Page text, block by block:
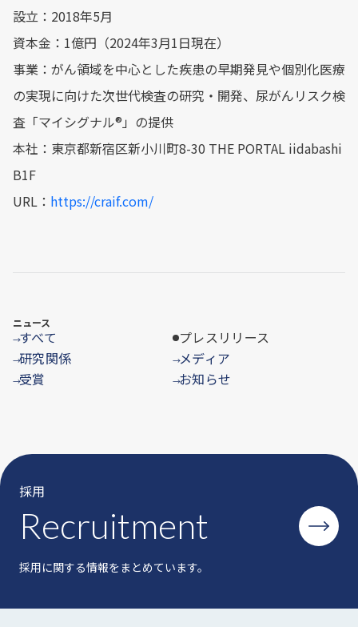
設立：2018年5月
資本金：1億円（2024年3月1日現在）
事業：がん領域を中心とした疾患の早期発見や個別化医療
の実現に向けた次世代検査の研究・開発、尿がんリスク検
査「マイシグナル®︎」の提供
本社：東京都新宿区新小川町8-30 THE PORTAL iidabashi
B1F
URL： https://craif.com/
ニュース
→すべて プレスリリース
→研究関係 →メディア
→受賞 →お知らせ
採用
Recruitment
採用に関する情報をまとめています。